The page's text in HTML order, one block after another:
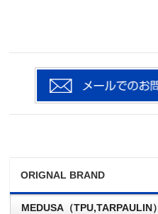
ORIGNAL BRAND
MEDUSA（TPU,TARPAULIN）